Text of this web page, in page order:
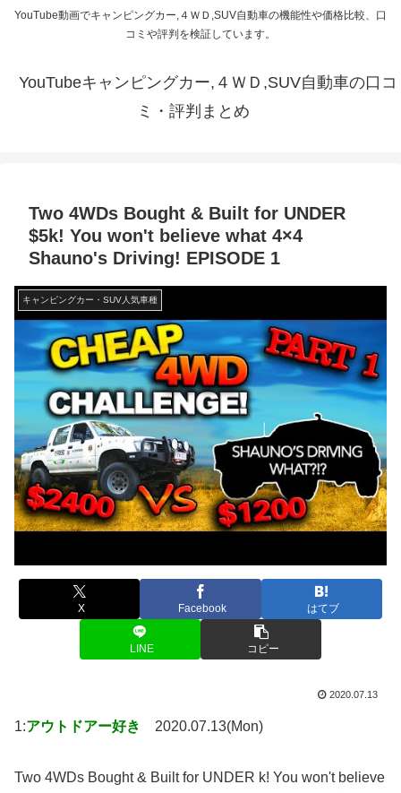
YouTube動画でキャンピングカー,４ＷＤ,SUV自動車の機能性や価格比較、口
コミや評判を検証しています。
YouTubeキャンピングカー,４ＷＤ,SUV自動車の口コ
ミ・評判まとめ
Two 4WDs Bought & Built for UNDER
$5k! You won't believe what 4×4
Shauno's Driving! EPISODE 1
キャンピングカー・SUV人気車種
X Facebook はてブ
LINE コピー
2020.07.13
1:アウトドアー好き 2020.07.13(Mon)
Two 4WDs Bought & Built for UNDER k! You won't believe